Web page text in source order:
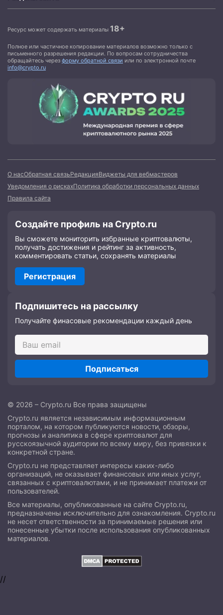
Ресурс может содержать материалы 18+
Полное или частичное копирование материалов возможно только с
письменного разрешения редакции. По вопросам сотрудничества
обращайтесь через форму обратной связи или по электронной почте
info@crypto.ru
О насОбратная связьРедакцияВиджеты для вебмастеров
Уведомления о рискахПолитика обработки персональных данных
Правила сайта
Создайте профиль на Crypto.ru
Вы сможете мониторить избранные криптовалюты,
получать достижения и рейтинг за активность,
комментировать статьи, сохранять материалы
Регистрация
Подпишитесь на рассылку
Получайте финасовые рекомендации каждый день
Подписаться
© 2026 – Crypto.ru Все права защищены
Crypto.ru является независимым информационным
порталом, на котором публикуются новости, обзоры,
прогнозы и аналитика в сфере криптовалют для
русскоязычной аудитории по всему миру, без привязки к
конкретной стране.
Crypto.ru не представляет интересы каких-либо
организаций, не оказывает финансовых или иных услуг,
связанных с криптовалютами, и не принимает платежи от
пользователей.
Все материалы, опубликованные на сайте Crypto.ru,
предназначены исключительно для ознакомления. Crypto.ru
не несет ответственности за принимаемые решения или
понесенные убытки после использования опубликованных
материалов.
//